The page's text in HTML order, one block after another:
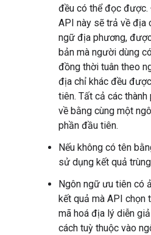
đều có thể đọc
API này sẽ trả về địa
ngữ địa phương,
bản mà người dùng
đồng thời tuân theo
địa chỉ khác đều
tiên. Tất cả các
về bằng cùng một
phần đầu tiên.
Nếu không có tên
sử dụng kết quả
Ngôn ngữ ưu tiên có
kết quả mà API chọn
mã hoá địa lý diễn
cách tuỳ thuộc vào